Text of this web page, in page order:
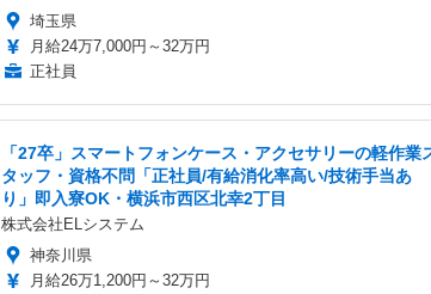
埼玉県
月給24万7,000円～32万円
正社員
「27卒」スマートフォンケース・アクセサリーの軽作業
タッフ・資格不問「正社員/有給消化率高い/技術手当あ
り」即入寮OK・横浜市西区北幸2丁目
株式会社ELシステム
神奈川県
月給26万1,200円～32万円